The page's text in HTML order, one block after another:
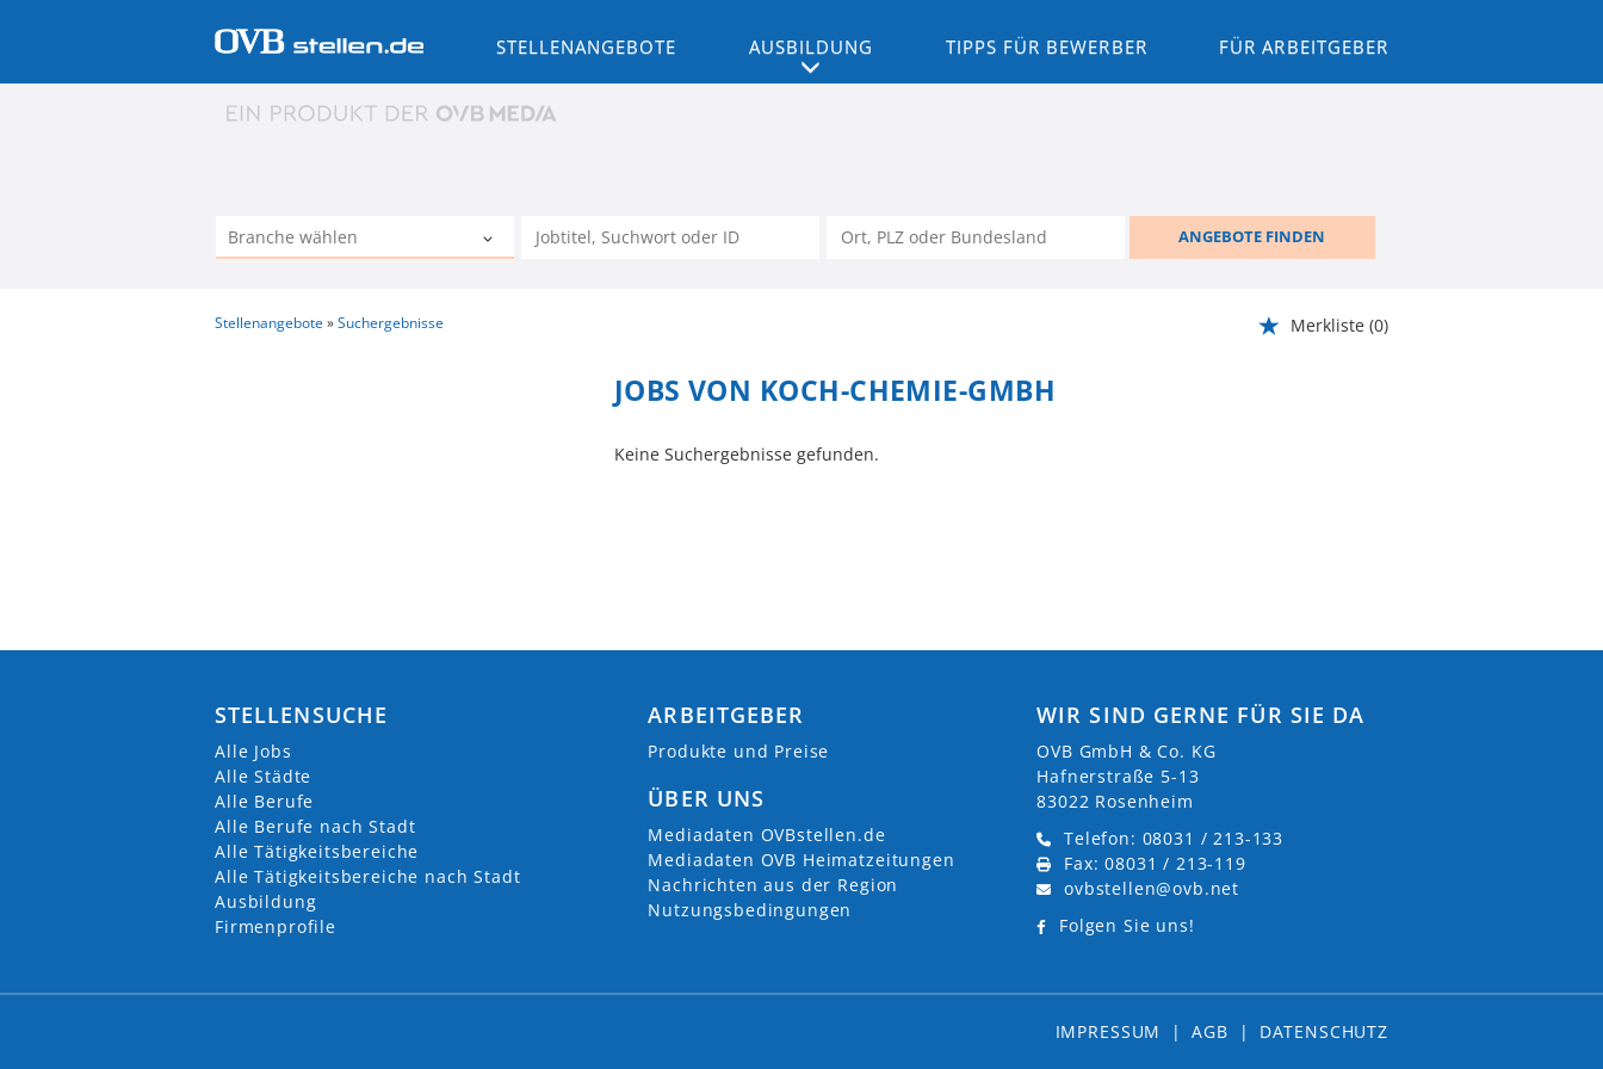
STELLENANGEBOTE AUSBILDUNG TIPPS FÜR BEWERBER FÜR ARBEITGEBER
ANGEBOTE FINDEN
Stellenangebote Suchergebnisse Merkliste (0)
JOBS VON KOCH-CHEMIE-GMBH
Keine Suchergebnisse gefunden.
STELLENSUCHE
Alle Jobs
Alle Städte
Alle Berufe
Alle Berufe nach Stadt
Alle Tätigkeitsbereiche
Alle Tätigkeitsbereiche nach Stadt
Ausbildung
Firmenprofile
ARBEITGEBER
Produkte und Preise
ÜBER UNS
Mediadaten OVBstellen.de
Mediadaten OVB Heimatzeitungen
Nachrichten aus der Region
Nutzungsbedingungen
WIR SIND GERNE FÜR SIE DA
OVB GmbH & Co. KG
Hafnerstraße 5-13
83022 Rosenheim
Telefon: 08031 / 213-133
Fax: 08031 / 213-119
ovbstellen@ovb.net
Folgen Sie uns!
IMPRESSUM | AGB | DATENSCHUTZ